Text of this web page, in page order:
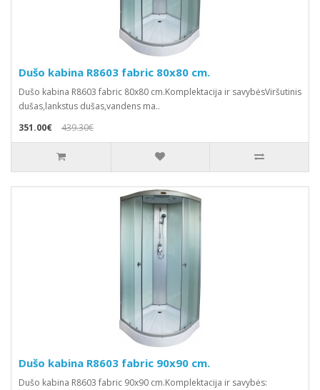
Dušo kabina R8603 fabric 80x80 cm.
Dušo kabina R8603 fabric 80x80 cm.Komplektacija ir savybėsViršutinis
dušas,lankstus dušas,vandens ma..
351.00€
439.30€
Dušo kabina R8603 fabric 90x90 cm.
Dušo kabina R8603 fabric 90x90 cm.Komplektacija ir savybės: